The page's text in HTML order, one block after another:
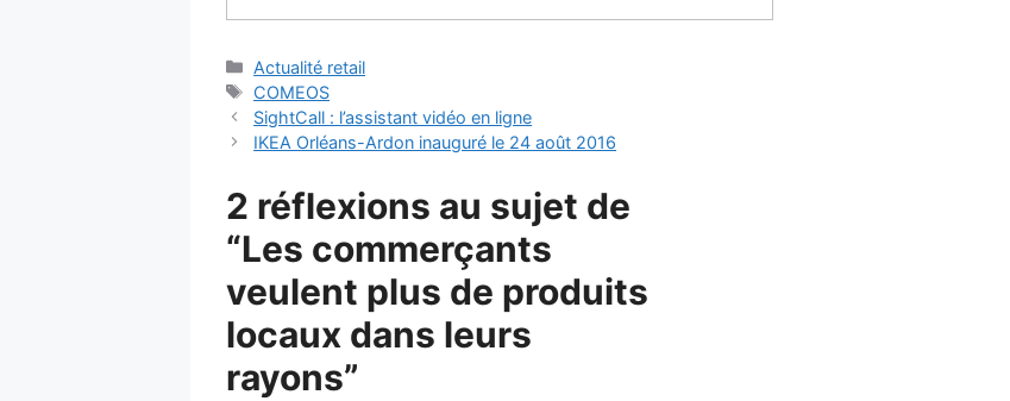
Catégories
Actualité retail
Étiquettes
COMEOS
SightCall : l’assistant vidéo en ligne
IKEA Orléans-Ardon inauguré le 24 août 2016
2 réflexions au sujet de
“Les commerçants
veulent plus de produits
locaux dans leurs
rayons”